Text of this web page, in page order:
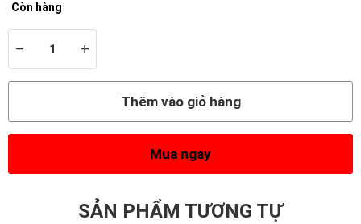
Còn hàng
– +
Thêm vào giỏ hàng
Mua ngay
SẢN PHẨM TƯƠNG TỰ